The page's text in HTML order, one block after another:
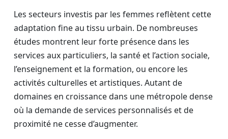
Les secteurs investis par les femmes reflètent cette
adaptation fine au tissu urbain. De nombreuses
études montrent leur forte présence dans les
services aux particuliers, la santé et l’action sociale,
l’enseignement et la formation, ou encore les
activités culturelles et artistiques. Autant de
domaines en croissance dans une métropole dense
où la demande de services personnalisés et de
proximité ne cesse d’augmenter.